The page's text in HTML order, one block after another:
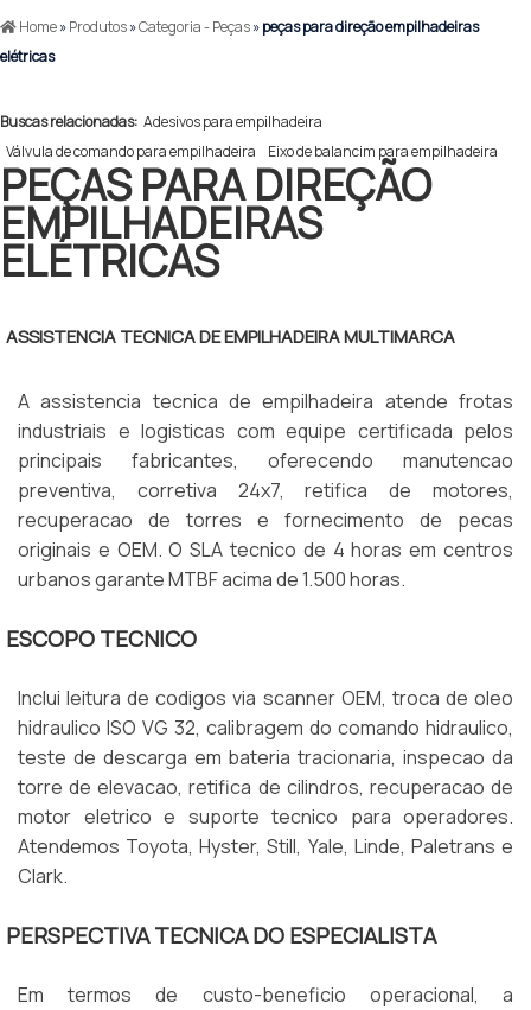
Home»Produtos»Categoria - Peças»peças para direção empilhadeiras
elétricas
Buscas relacionadas: Adesivos para empilhadeira
Válvula de comando para empilhadeira
Eixo de balancim para empilhadeira
PEÇAS PARA DIREÇÃO
EMPILHADEIRAS
ELÉTRICAS
ASSISTENCIA TECNICA DE EMPILHADEIRA MULTIMARCA
A assistencia tecnica de empilhadeira atende frotas
industriais e logisticas com equipe certificada pelos
principais fabricantes, oferecendo manutencao
preventiva, corretiva 24x7, retifica de motores,
recuperacao de torres e fornecimento de pecas
originais e OEM. O SLA tecnico de 4 horas em centros
urbanos garante MTBF acima de 1.500 horas.
ESCOPO TECNICO
Inclui leitura de codigos via scanner OEM, troca de oleo
hidraulico ISO VG 32, calibragem do comando hidraulico,
teste de descarga em bateria tracionaria, inspecao da
torre de elevacao, retifica de cilindros, recuperacao de
motor eletrico e suporte tecnico para operadores.
Atendemos Toyota, Hyster, Still, Yale, Linde, Paletrans e
Clark.
PERSPECTIVA TECNICA DO ESPECIALISTA
Em termos de custo-beneficio operacional, a